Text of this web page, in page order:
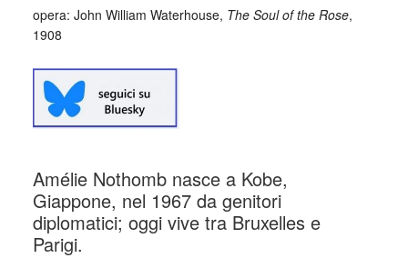
opera: John William Waterhouse, The Soul of the Rose,
1908
Amélie Nothomb nasce a Kobe,
Giappone, nel 1967 da genitori
diplomatici; oggi vive tra Bruxelles e
Parigi.